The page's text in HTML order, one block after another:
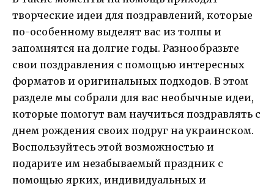
творческие идеи для поздравлений, которые
по-особенному выделят вас из толпы и
запомнятся на долгие годы. Разнообразьте
свои поздравления с помощью интересных
форматов и оригинальных подходов. В этом
разделе мы собрали для вас необычные идеи,
которые помогут вам научиться поздравлять с
днем рождения своих подруг на украинском.
Воспользуйтесь этой возможностью и
подарите им незабываемый праздник с
помощью ярких, индивидуальных и